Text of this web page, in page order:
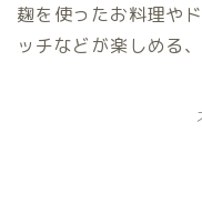
麹を使ったお料理や
ッチなどが楽しめる